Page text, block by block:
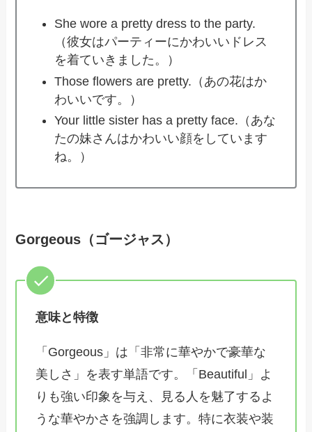
She wore a pretty dress to the party.
（彼女はパーティーにかわいいドレス
を着ていきました。）
Those flowers are pretty.（あの花はか
わいいです。）
Your little sister has a pretty face.（あな
たの妹さんはかわいい顔をしています
ね。）
Gorgeous（ゴージャス）
意味と特徴
「Gorgeous」は「非常に華やかで豪華な
美しさ」を表す単語です。「Beautiful」よ
りも強い印象を与え、見る人を魅了するよ
うな華やかさを強調します。特に衣装や装